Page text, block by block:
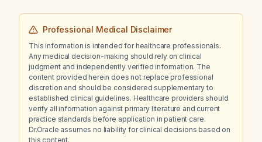
Professional Medical Disclaimer
This information is intended for healthcare professionals.
Any medical decision-making should rely on clinical
judgment and independently verified information. The
content provided herein does not replace professional
discretion and should be considered supplementary to
established clinical guidelines. Healthcare providers should
verify all information against primary literature and current
practice standards before application in patient care.
Dr.Oracle assumes no liability for clinical decisions based on
this content.